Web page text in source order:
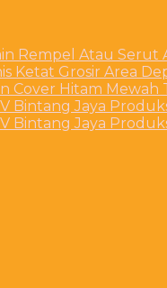
Rempel Atau
Ketat Grosir Area
Cover Hitam Mewah
Bintang Jaya
Bintang Jaya